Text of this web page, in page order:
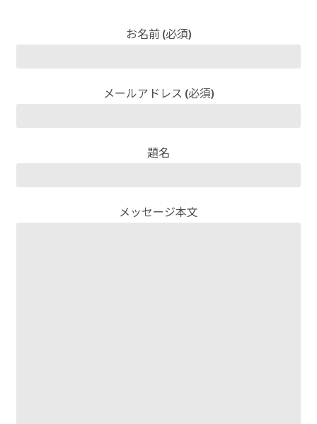
お名前 (必須)
メールアドレス (必須)
題名
メッセージ本文